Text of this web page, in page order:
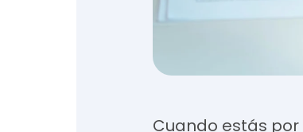
Cuando estás por